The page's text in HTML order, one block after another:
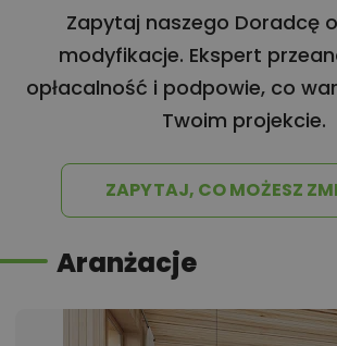
Zapytaj naszego Doradcę
modyfikacje. Ekspert
opłacalność i podpowie, co
Twoim projekcie.
ZAPYTAJ, CO MOŻESZ
Aranżacje